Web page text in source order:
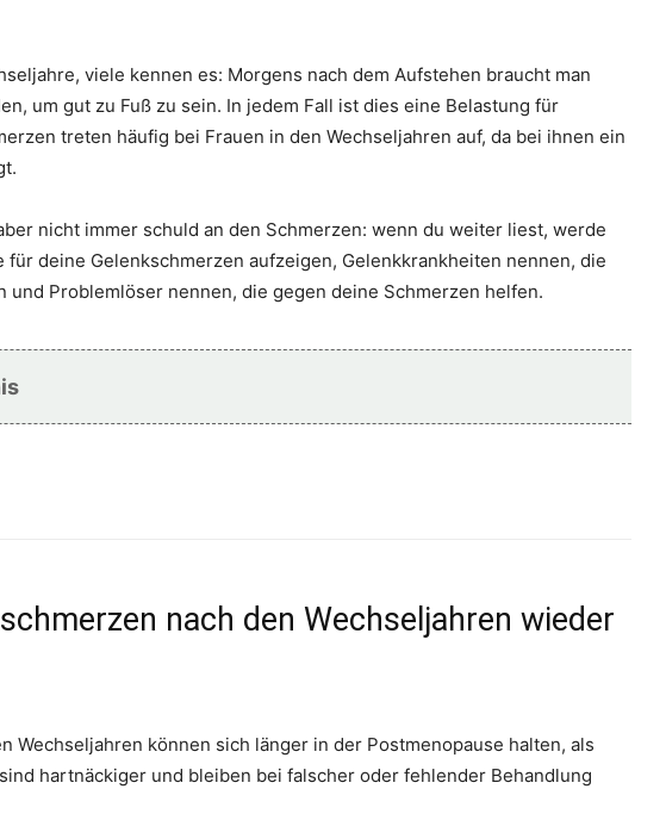
viele kennen es: Morgens nach dem Aufstehen braucht man
um gut zu Fuß zu sein. In jedem Fall ist dies eine Belastung für
treten häufig bei Frauen in den Wechseljahren auf, da bei ihnen ein
nicht immer schuld an den Schmerzen: wenn du weiter liest, werde
für deine Gelenkschmerzen aufzeigen, Gelenkkrankheiten nennen, die
und Problemlöser nennen, die gegen deine Schmerzen helfen.
nach den Wechseljahren wieder
Wechseljahren können sich länger in der Postmenopause halten, als
hartnäckiger und bleiben bei falscher oder fehlender Behandlung